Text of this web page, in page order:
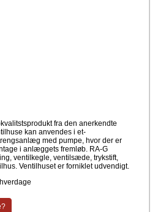
fra den anerkendte
kan anvendes i et-
med pumpe, hvor der er
i anlæggets fremløb. RA-G
ventilkegle, ventilsæde, trykstift,
Ventilhuset er forniklet udvendigt.